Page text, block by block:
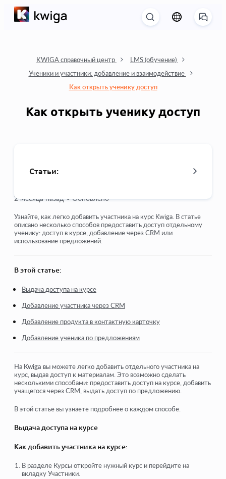
KWIGA справочный центр
LMS (обучение)
Ученики и участники: добавление и взаимодействие
Как открыть ученику доступ
Как открыть ученику доступ
Статьи:
Как открыть ученику доступ
Как войти в кабинет ученика
Как создать сертификат и добавить его к курсу
Автоматизация: Начисление баллов при прохождении
Как посмотреть все попытки прохождения теста
Как настроить перепрохождение теста
Как обновить тариф ученика и сохранить его прогресс
Посмотреть еще
2 месяца назад • Обновлено
Узнайте, как легко добавить участника на курс Kwiga. В статье
описано несколько способов предоставить доступ отдельному
ученику: доступ в курсе, добавление через CRM или
использование предложений.
В этой статье:
Выдача доступа на курсе
Добавление участника через CRM
Добавление продукта в контактную карточку
Добавление ученика по предложениям
На Kwiga вы можете легко добавить отдельного участника на
курс, выдав доступ к материалам. Это возможно сделать
несколькими способами: предоставить доступ на курсе, добавить
учащегося через CRM, выдать доступ по предложению.
В этой статье вы узнаете подробнее о каждом способе.
Выдача доступа на курсе
Как добавить участника на курсе:
В разделе Курсы откройте нужный курс и перейдите на
вкладку Участники.